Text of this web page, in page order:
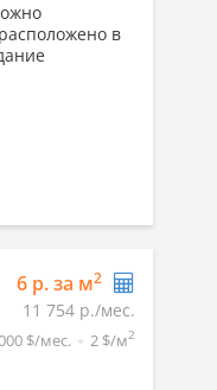
в
6 р. за м2
11 754 р./мес.
$/мес. 2 $/м2